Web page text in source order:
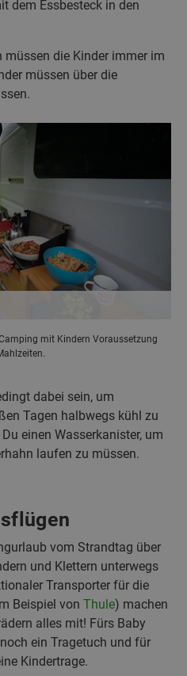
dem Essbesteck in den
müssen die Kinder immer im
müssen über die
mit Kindern Voraussetzung
dabei sein, um
Tagen halbwegs kühl zu
einen Wasserkanister, um
laufen zu müssen.
vom Strandtag über
und Klettern unterwegs
Transporter für die
Beispiel von Thule) machen
alles mit! Fürs Baby
ein Tragetuch und für
Kindertrage.